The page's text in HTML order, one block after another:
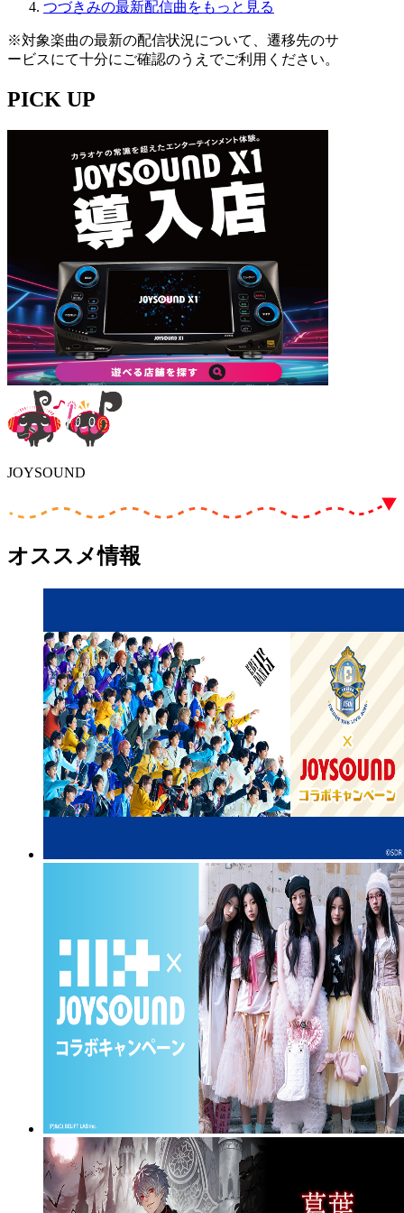
つづきみの最新配信曲をもっと見る
※対象楽曲の最新の配信状況について、遷移先のサ
ービスにて十分にご確認のうえでご利用ください。
PICK UP
JOYSOUND
オススメ情報